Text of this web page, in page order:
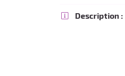
 Description :